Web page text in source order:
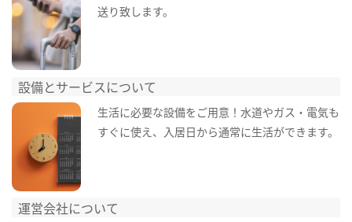
送り致します。
設備とサービスについて
生活に必要な設備をご用意！水道やガス・電気も
すぐに使え、入居日から通常に生活ができます。
運営会社について